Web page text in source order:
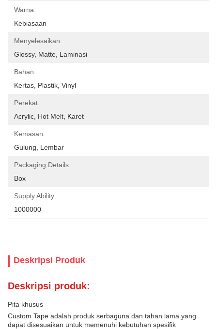
Warna:
Kebiasaan
Menyelesaikan:
Glossy, Matte, Laminasi
Bahan:
Kertas, Plastik, Vinyl
Perekat:
Acrylic, Hot Melt, Karet
Kemasan:
Gulung, Lembar
Packaging Details:
Box
Supply Ability:
1000000
Deskripsi Produk
Deskripsi produk:
Pita khusus
Custom Tape adalah produk serbaguna dan tahan lama yang
dapat disesuaikan untuk memenuhi kebutuhan spesifik